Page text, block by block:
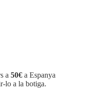
a 50€ a Espanya
lo a la botiga.